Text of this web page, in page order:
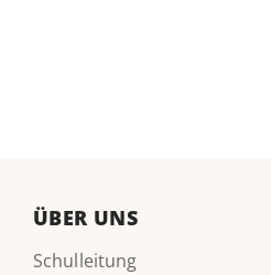
ÜBER UNS
Schulleitung